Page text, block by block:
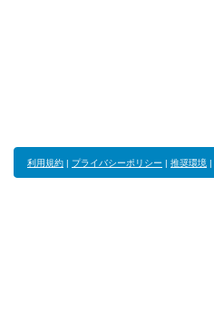
利用規約 | プライバシーポリシー | 推奨環境 |